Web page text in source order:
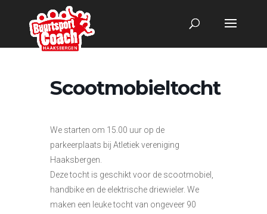
Scootmobieltocht
We starten om 15.00 uur op de
parkeerplaats bij Atletiek vereniging
Haaksbergen.
Deze tocht is geschikt voor de scootmobiel,
handbike en de elektrische driewieler. We
maken een leuke tocht van ongeveer 90